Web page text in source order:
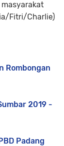
Fitri/Charlie)
Rombongan
2019 -
Padang